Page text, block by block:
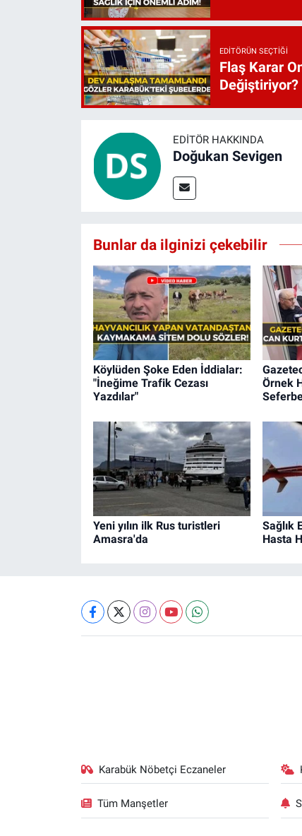
EDITÖRÜN SEÇTIĞI
Flaş Karar
Değiştiriyor?
EDITÖR HAKKINDA
Doğukan Sevigen
Bunlar da ilginizi çekebilir
Köylüden Şoke Eden İddialar:
"İneğime Trafik Cezası
Yazdılar"
Örnek
Yeni yılın ilk Rus turistleri
Amasra'da
Sağlık
Hasta
Karabük Nöbetçi Eczaneler
Tüm Manşetler